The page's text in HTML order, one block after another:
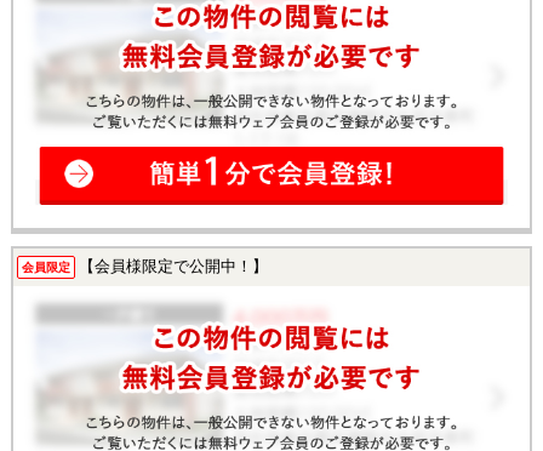
会員限定 【会員様限定で公開中！】